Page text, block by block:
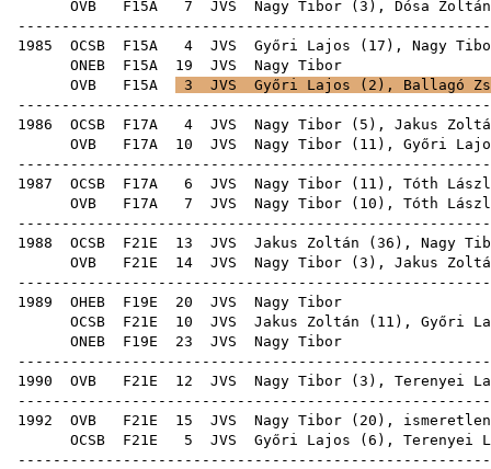
OVB F15A 7 JVS Nagy Tibor ( 3 ), Dósa Zoltán
1985 OCSB F15A 4 JVS Győri Lajos ( 17 ), Nagy
ONEB F15A 19 JVS
OVB F15A 3 JVS Győri Lajos ( 2 ), Ballagó
1986 OCSB F17A 4 JVS Nagy Tibor ( 5 ), Jakus
OVB F17A 10 JVS Nagy Tibor ( 11 ), Győri
1987 OCSB F17A 6 JVS Nagy Tibor ( 11 ), Tóth
OVB F17A 7 JVS Nagy Tibor ( 10 ), Tóth
1988 OCSB F21E 13 JVS Jakus Zoltán ( 36 ), Nagy
OVB F21E 14 JVS Nagy Tibor ( 3 ), Jakus
1989 OHEB F19E 20 JVS
OCSB F21E 10 JVS Jakus Zoltán ( 11 ), Győri
ONEB F19E 23 JVS
1990 OVB F21E 12 JVS Nagy Tibor ( 3 ), Terenyei
1992 OVB F21E 15 JVS Nagy Tibor ( 20 ),
OCSB F21E 5 JVS Győri Lajos ( 6 ), Terenyei